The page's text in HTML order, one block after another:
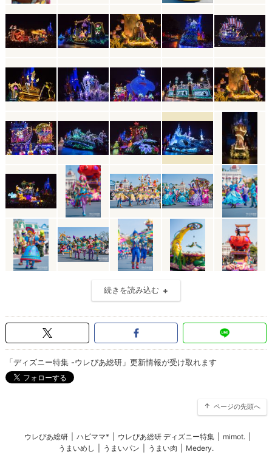
続きを読み込む
「ディズニー特集 -ウレぴあ総研」更新情報が受け取れます
ページの先頭へ
ウレぴあ総研 ハピママ* ウレぴあ総研 ディズニー特集 mimot.
うまいめし
うまいパン うまい肉 Medery.